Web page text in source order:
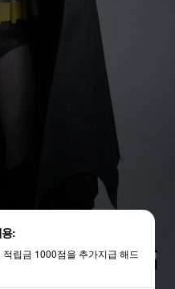
:
립금 1000점을 추가지급 해드